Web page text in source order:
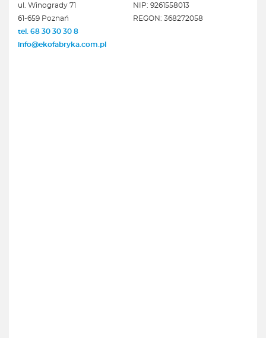
ul. Winogrady 71
61-659 Poznań
tel. 68 30 30 30 8
info@ekofabryka.com.pl
NIP: 9261558013
REGON: 368272058